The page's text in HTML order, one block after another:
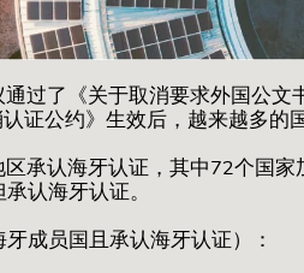
过了《关于取消要求外国公
证公约》生效后，越来越多的
承认海牙认证，其中72个国
认海牙认证。
成员国且承认海牙认证）：